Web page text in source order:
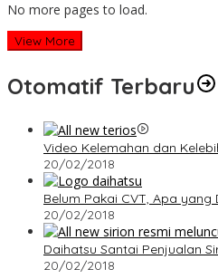
No more pages to load.
View More
Otomatif Terbaru
Video Kelemahan dan
20/02/2018
Belum Pakai CVT, Apa
20/02/2018
Daihatsu Santai Penjualan
20/02/2018